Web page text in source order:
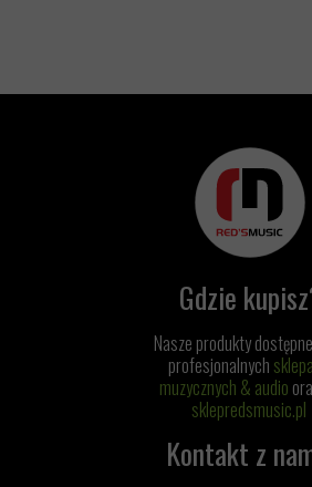
Nasze produkty
profesjonalnych
muzycznych & audio
sklepredsmusic.pl
Gdzie
Kontakt z